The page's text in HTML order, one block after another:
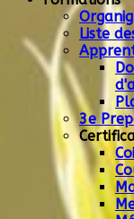
Liste
3e